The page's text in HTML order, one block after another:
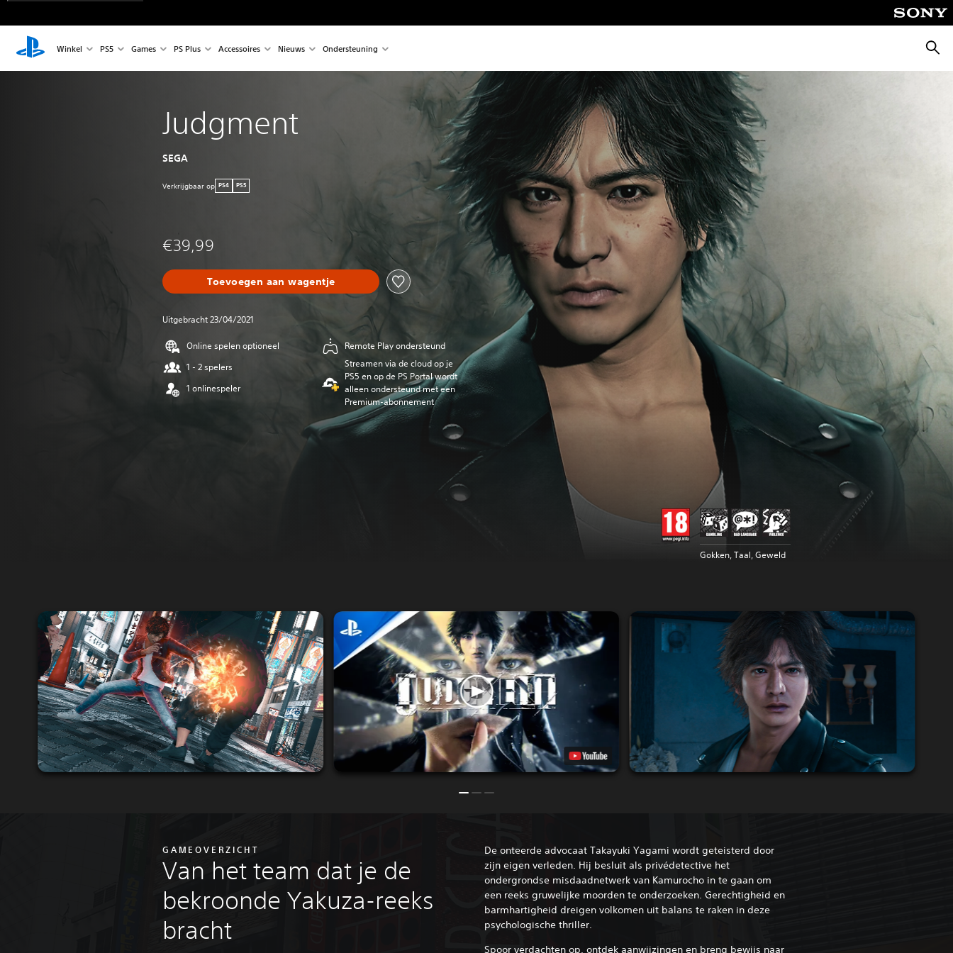
Winkel PS5 Games PS Plus Accessoires Nieuws Ondersteuning
Judgment
SEGA
Verkrijgbaar op PS4 PS5
€39,99
Toevoegen aan wagentje
Uitgebracht 23/04/2021
Online spelen optioneel
1 - 2 spelers
1 onlinespeler
Remote Play ondersteund
Streamen via de cloud op je
PS5 en op de PS Portal wordt
alleen ondersteund met een
Premium-abonnement
Gokken, Taal, Geweld
GAMEOVERZICHT
Van het team dat je de
bekroonde Yakuza-reeks
bracht
De onteerde advocaat Takayuki Yagami wordt geteisterd door
zijn eigen verleden. Hij besluit als privédetective het
ondergrondse misdaadnetwerk van Kamurocho in te gaan om
een reeks gruwelijke moorden te onderzoeken. Gerechtigheid en
barmhartigheid dreigen volkomen uit balans te raken in deze
psychologische thriller.
Spoor verdachten op, ontdek aanwijzingen en breng bewijs naar